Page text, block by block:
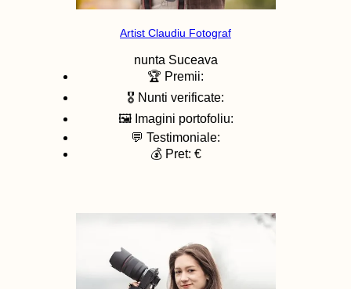
Artist Claudiu Fotograf
nunta Suceava
🏆 Premii:
🎖️ Nunti verificate:
🖼️ Imagini portofoliu:
💬 Testimoniale:
💰 Pret: €